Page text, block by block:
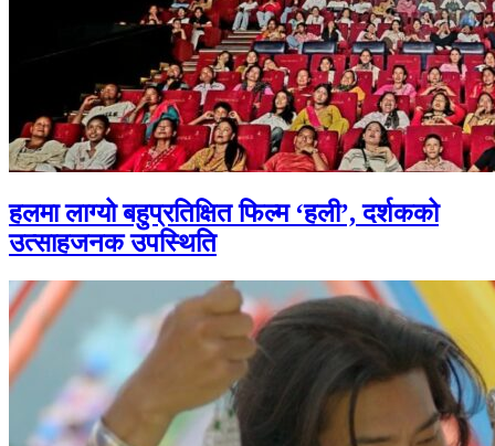
हलमा लाग्यो बहुप्रतिक्षित फिल्म ‘हली’, दर्शकको
उत्साहजनक उपस्थिति